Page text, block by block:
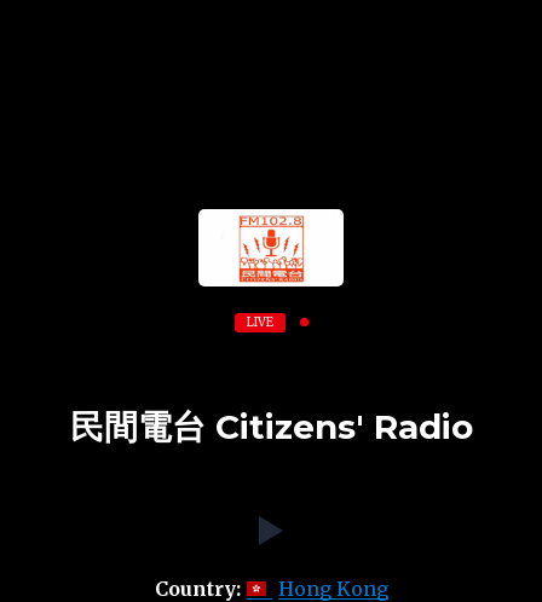
LIVE
民間電台 Citizens' Radio
Country:
Hong Kong